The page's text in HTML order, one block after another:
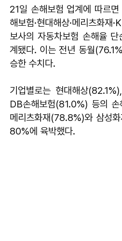
21일 손해보험 업계에 따르
해보험·현대해상·메리츠화
보사의 자동차보험 손해율
계됐다. 이는 전년 동월
승한 수치다.
기업별로는 현대해상
DB손해보험(81.0%) 등의
메리츠화재(78.8%)와 삼성
80%에 육박했다.